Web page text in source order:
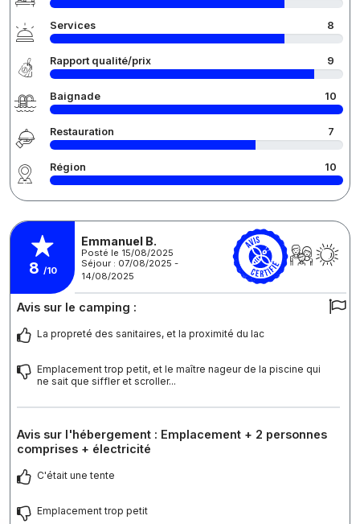
Services 8
Rapport qualité/prix 9
Baignade 10
Restauration 7
Région 10
8 /10
Emmanuel B.
Posté le 15/08/2025
Séjour : 07/08/2025 -
14/08/2025
Avis sur le camping :
La propreté des sanitaires, et la proximité du lac
Emplacement trop petit, et le maître nageur de la piscine qui
ne sait que siffler et scroller...
Avis sur l'hébergement : Emplacement + 2 personnes
comprises + électricité
C'était une tente
Emplacement trop petit